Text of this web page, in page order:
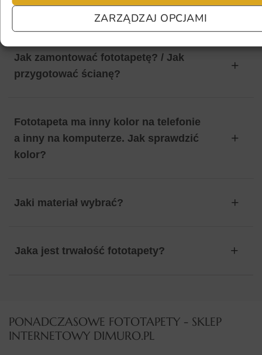
ZARZĄDZAJ OPCJAMI
Czy mogę zwrócić fototapetę?
Jak zamontować fototapetę? / Jak
przygotować ścianę?
Fototapeta ma inny kolor na telefonie
a inny na komputerze. Jak sprawdzić
kolor?
Jaki materiał wybrać?
Jaka jest trwałość fototapety?
PONADCZASOWE FOTOTAPETY - SKLEP
INTERNETOWY DIMURO.PL​